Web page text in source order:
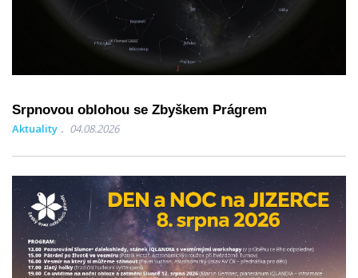
Srpnovou oblohou se Zbyškem Prágrem
Aktuality 04.08.2026